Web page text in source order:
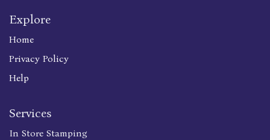
Explore
Home
Privacy Policy
Help
Services
In Store Stamping